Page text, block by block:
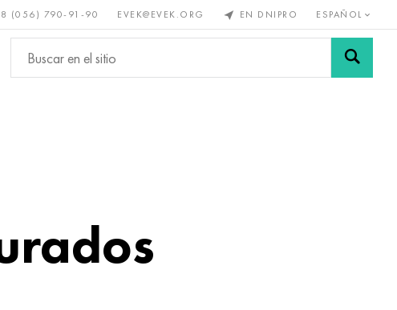
(056) 790-91-90 EVEK@EVEK.ORG EN DNIPRO ESPAÑOL
no Aleación de Mallas y